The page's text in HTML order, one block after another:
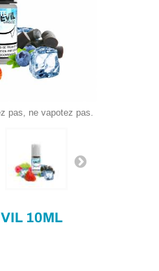
pas, ne vapotez pas.
10ML